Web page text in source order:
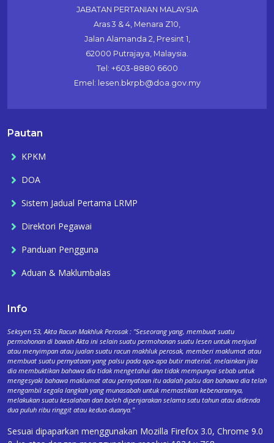
JABATAN PERTANIAN MALAYSIA
Aras 3 & 4, Menara Z10,
Jalan Alamanda 2, Presint 1,
62000 Putrajaya, Malaysia.
Tel: +603-8880 6600
Emel: lesen.bkrpb@doa.gov.my
Pautan
KPKM
DOA
Sistem Jadual Pertama LRMP
Direktori Pegawai
Panduan Pengguna
Aduan & Maklumbalas
Info
Seksyen 53, Akta Racun Makhluk Perosak : "Seseorang yang, membuat suatu
permohonan di bawah Akta ini selain suatu permohonan suatu lesen untuk menjual
atau menyimpan atau jualan suatu racun makhluk perosak, memberi maklumat atau
membuat suatu pernyataan yang palsu pada apa-apa butir material, melainkan jika
dia membuktikan bahawa dia tidak mengetahui dan tidak mempunyai sebab untuk
mengesyaki bahawa maklumat atau pernyataan itu adalah palsu dan bahawa dia telah
mengambil segala langkah yang munasabah untuk memastikan kebenarannya,
melakukan suatu kesalahan dan boleh dipenjarakan selama satu tahun atau didenda
dua puluh ribu ringgit atau kedua-duanya."
Sesuai dipaparkan menggunakan Mozilla Firefox 3.0, Chrome 9.0